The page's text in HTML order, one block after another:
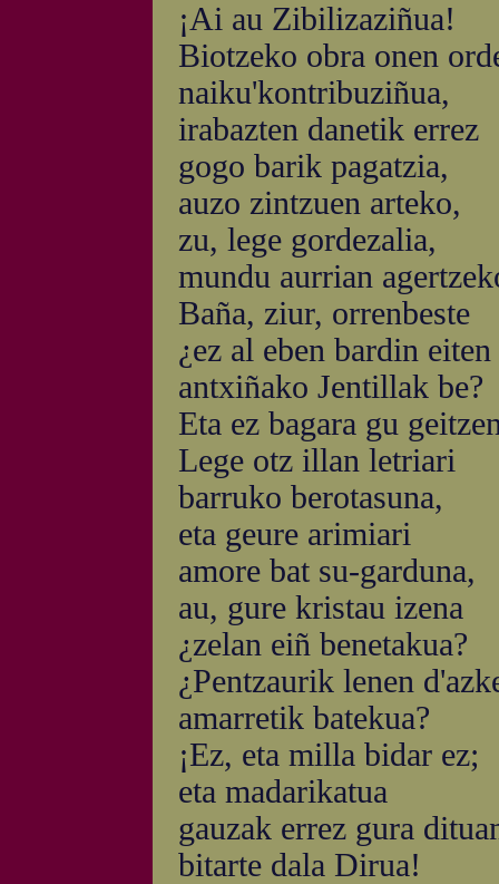
¡Ai au Zibilizaziñua!
Biotzeko obra onen
naiku'kontribuziñua,
irabazten danetik errez
gogo barik pagatzia,
auzo zintzuen arteko,
zu, lege gordezalia,
mundu aurrian
Baña, ziur, orrenbeste
¿ez al eben bardin eiten
antxiñako Jentillak be?
Eta ez bagara gu
Lege otz illan letriari
barruko berotasuna,
eta geure arimiari
amore bat su-garduna,
au, gure kristau izena
¿zelan eiñ benetakua?
¿Pentzaurik lenen
amarretik batekua?
¡Ez, eta milla bidar ez;
eta madarikatua
gauzak errez gura
bitarte dala Dirua!